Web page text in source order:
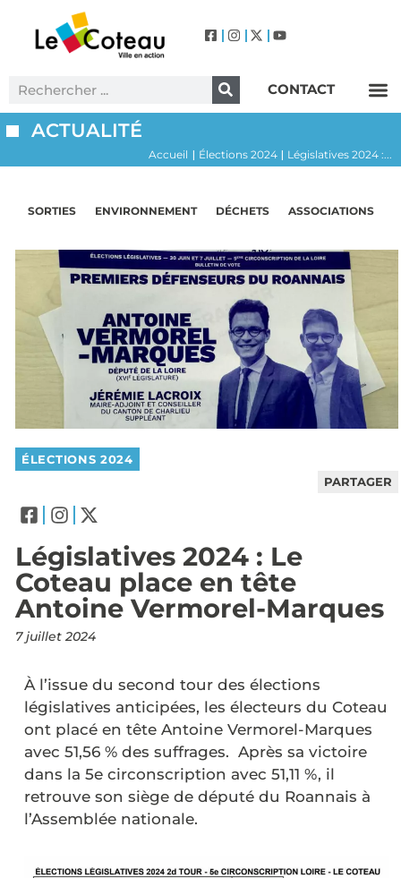
CONTACT
ACTUALITÉ
Accueil | Élections 2024 | Législatives 2024 :...
SORTIES ENVIRONNEMENT DÉCHETS ASSOCIATIONS
ÉLECTIONS 2024
PARTAGER
Législatives 2024 : Le
Coteau place en tête
Antoine Vermorel-Marques
7 juillet 2024
À l’issue du second tour des élections
législatives anticipées, les électeurs du Coteau
ont placé en tête Antoine Vermorel-Marques
avec 51,56 % des suffrages. Après sa victoire
dans la 5e circonscription avec 51,11 %, il
retrouve son siège de député du Roannais à
l’Assemblée nationale.